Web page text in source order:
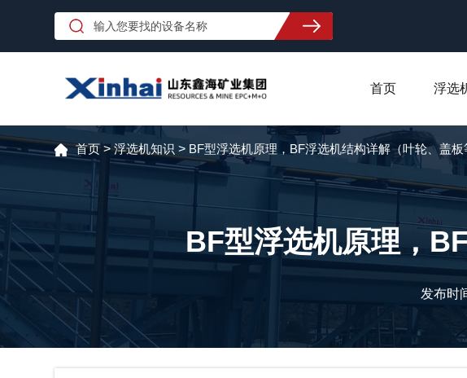
首页 浮选
首页>浮选机知识 > BF型浮选机原理，BF浮选机结构详解（叶轮、盖板
BF型浮选机原理，
发布时